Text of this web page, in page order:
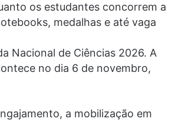
os estudantes concorrem a
medalhas e até vaga
Nacional de Ciências 2026. A
no dia 6 de novembro,
a mobilização em